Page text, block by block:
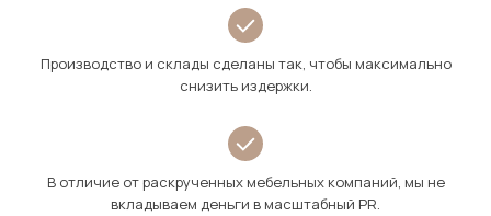
Производство и склады сделаны так, чтобы максимально
снизить издержки.
В отличие от раскрученных мебельных компаний, мы не
вкладываем деньги в масштабный PR.